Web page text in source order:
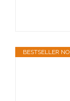
BESTSELLER